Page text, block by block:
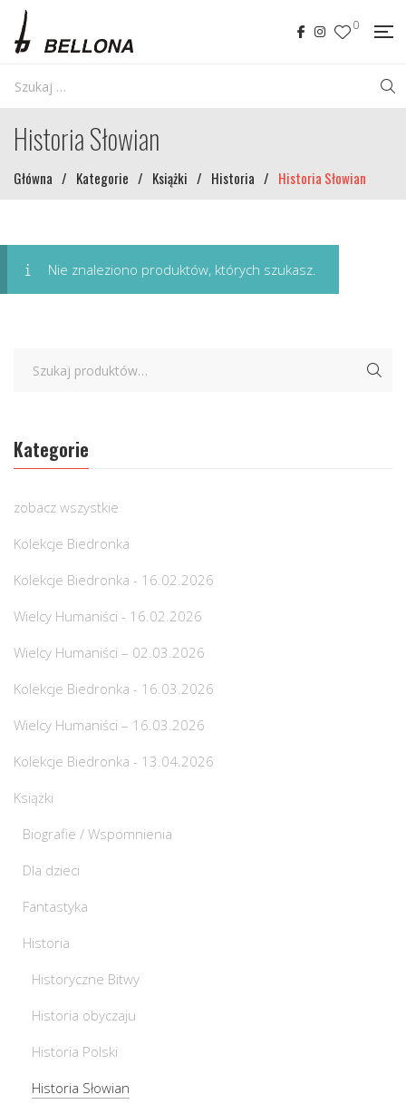
0
Historia Słowian
Główna / Kategorie / Książki / Historia / Historia Słowian
Nie znaleziono produktów, których szukasz.
Kategorie
zobacz wszystkie
Kolekcje Biedronka
Kolekcje Biedronka - 16.02.2026
Wielcy Humaniści - 16.02.2026
Wielcy Humaniści – 02.03.2026
Kolekcje Biedronka - 16.03.2026
Wielcy Humaniści – 16.03.2026
Kolekcje Biedronka - 13.04.2026
Książki
Biografie / Wspomnienia
Dla dzieci
Fantastyka
Historia
Historyczne Bitwy
Historia obyczaju
Historia Polski
Historia Słowian